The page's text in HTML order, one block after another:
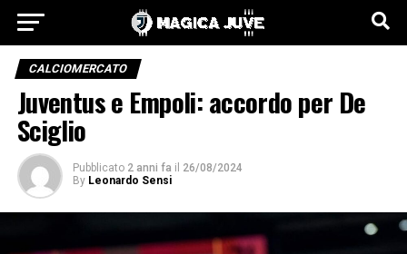
CALCIOMERCATO
Juventus e Empoli: accordo per De
Sciglio
Pubblicato 2 anni fa il 26/08/2024
By Leonardo Sensi